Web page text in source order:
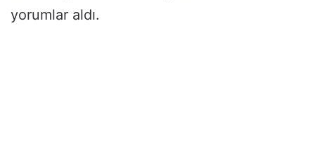
yorumlar aldı.